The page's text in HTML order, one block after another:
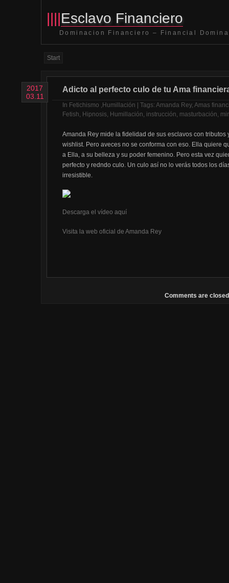
||||Esclavo Financiero
Dominacion Financiero – Financial
Start
2017
03.11
Adicto al perfecto culo de tu Ama
In Fetichismo , Humillación | Tags: Amanda Rey, Amas
Fetish, Hipnosis, Humillación, instrucción, masturbación,
Amanda Rey mide la fidelidad de sus esclavos con
wishlist. Pero aveces no se conforma con eso. Ella quiere
a Ella, a su belleza y su poder femenino. Pero esta vez
perfecto y redndo culo. Un culo así no lo verás todos los
irresistible.
Descarga el vídeo aquí
Visita la web oficial de Amanda Rey
Comments are